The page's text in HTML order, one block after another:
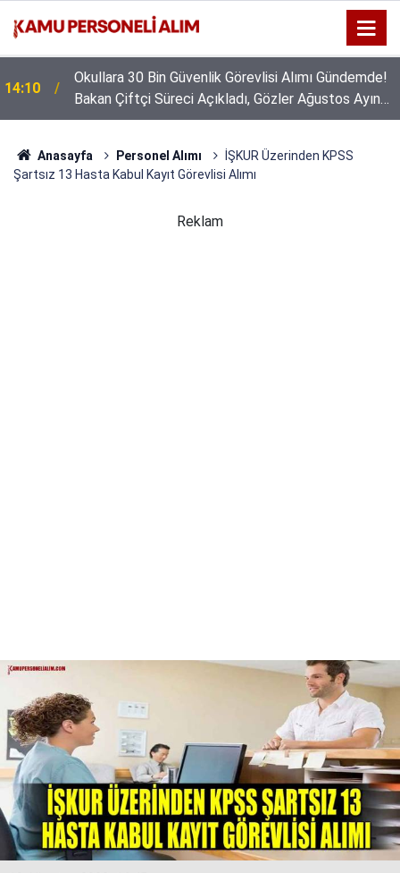
14:10
Okullara 30 Bin Güvenlik Görevlisi Alımı Gündemde!
Bakan Çiftçi Süreci Açıkladı, Gözler Ağustos Ayına
Çevrildi
Anasayfa Personel Alımı
İŞKUR Üzerinden KPSS
Şartsız 13 Hasta Kabul Kayıt Görevlisi Alımı
Reklam